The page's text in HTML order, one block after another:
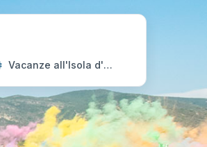
Vacanze all'Isola d'Elba